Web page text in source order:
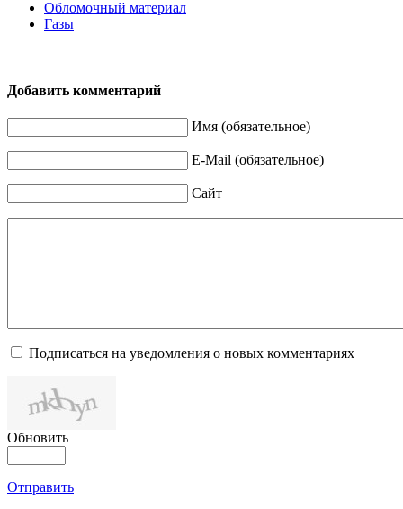
Обломочный материал
Газы
Добавить комментарий
Имя (обязательное)
E-Mail (обязательное)
Сайт
Подписаться на уведомления о новых комментариях
Обновить
Отправить